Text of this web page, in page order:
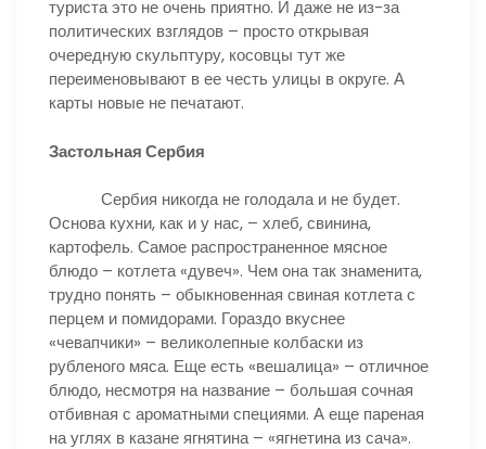
туриста это не очень приятно. И даже не из-за
политических взглядов – просто открывая
очередную скульптуру, косовцы тут же
переименовывают в ее честь улицы в округе. А
карты новые не печатают.
Застольная Сербия
Сербия никогда не голодала и не будет.
Основа кухни, как и у нас, – хлеб, свинина,
картофель. Самое распространенное мясное
блюдо – котлета «дувеч». Чем она так знаменита,
трудно понять – обыкновенная свиная котлета с
перцем и помидорами. Гораздо вкуснее
«чевапчики» – великолепные колбаски из
рубленого мяса. Еще есть «вешалица» – отличное
блюдо, несмотря на название – большая сочная
отбивная с ароматными специями. А еще пареная
на углях в казане ягнятина – «ягнетина из сача».